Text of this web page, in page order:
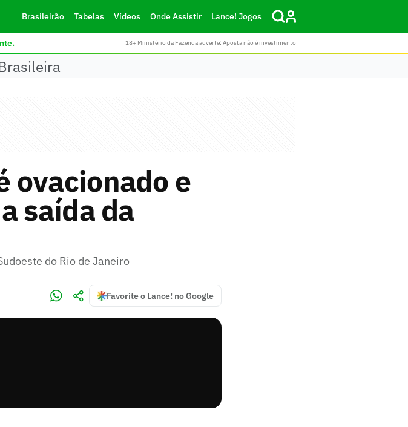
Brasileirão Tabelas Vídeos Onde Assistir Lance! Jogos
18+ Ministério da Fazenda adverte: Aposta não é investimento
ovacionado e
saída da
do Rio de Janeiro
Favorite o Lance! no Google